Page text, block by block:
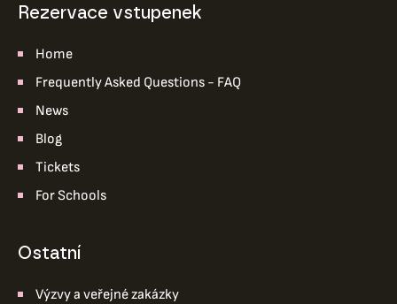
Rezervace vstupenek
Home
Frequently Asked Questions - FAQ
News
Blog
Tickets
For Schools
ostatní
Výzvy a veřejné zakázky